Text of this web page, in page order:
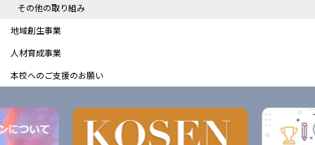
その他の取り組み
地域創生事業
人材育成事業
本校へのご支援のお願い